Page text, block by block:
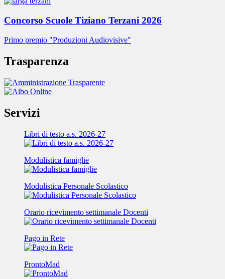
Concorso Scuole Tiziano Terzani 2026
Primo premio "Produzioni Audiovisive"
Trasparenza
Servizi
Libri di testo a.s. 2026-27
Modulistica famiglie
Modulistica Personale Scolastico
Orario ricevimento settimanale Docenti
Pago in Rete
ProntoMad